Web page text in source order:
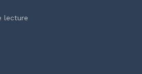
lecture